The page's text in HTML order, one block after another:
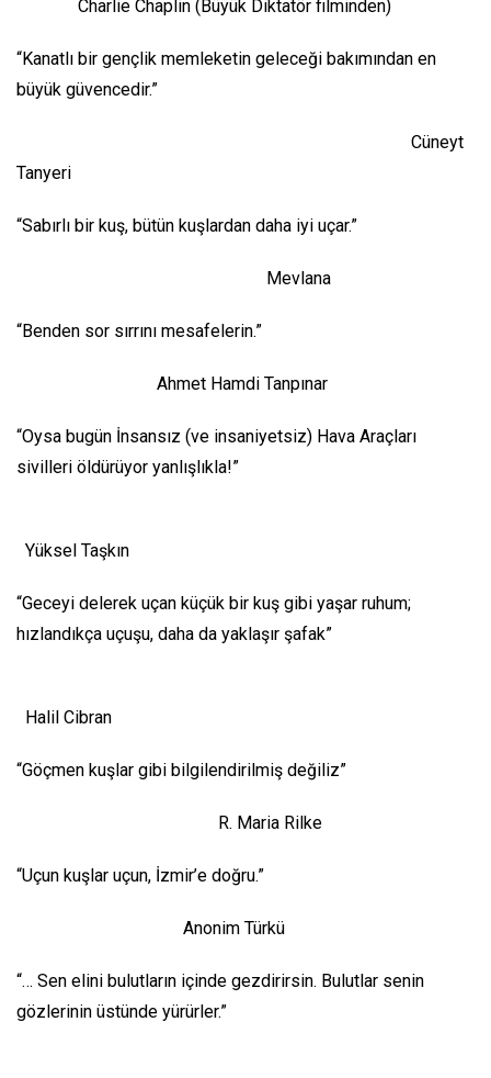
Charlie Chaplin (Büyük Diktatör filminden)
“Kanatlı bir gençlik memleketin geleceği bakımından en
büyük güvencedir.”
Cüneyt
Tanyeri
“Sabırlı bir kuş, bütün kuşlardan daha iyi uçar.”
Mevlana
“Benden sor sırrını mesafelerin.”
Ahmet Hamdi Tanpınar
“Oysa bugün İnsansız (ve insaniyetsiz) Hava Araçları
sivilleri öldürüyor yanlışlıkla!”
Yüksel Taşkın
“Geceyi delerek uçan küçük bir kuş gibi yaşar ruhum;
hızlandıkça uçuşu, daha da yaklaşır şafak”
Halil Cibran
“Göçmen kuşlar gibi bilgilendirilmiş değiliz”
R. Maria Rilke
“Uçun kuşlar uçun, İzmir’e doğru.”
Anonim Türkü
“… Sen elini bulutların içinde gezdirirsin. Bulutlar senin
gözlerinin üstünde yürürler.”